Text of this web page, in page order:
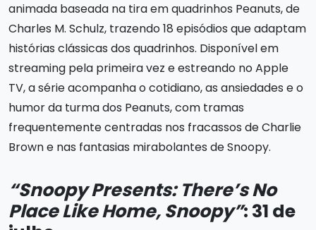
animada baseada na tira em quadrinhos Peanuts, de
Charles M. Schulz, trazendo 18 episódios que adaptam
histórias clássicas dos quadrinhos. Disponível em
streaming pela primeira vez e estreando no Apple
TV, a série acompanha o cotidiano, as ansiedades e o
humor da turma dos Peanuts, com tramas
frequentemente centradas nos fracassos de Charlie
Brown e nas fantasias mirabolantes de Snoopy.
“Snoopy Presents: There’s No
Place Like Home, Snoopy”: 31 de